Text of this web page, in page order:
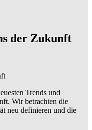
der Zukunft
Trends und
Wir betrachten die
neu definieren und die